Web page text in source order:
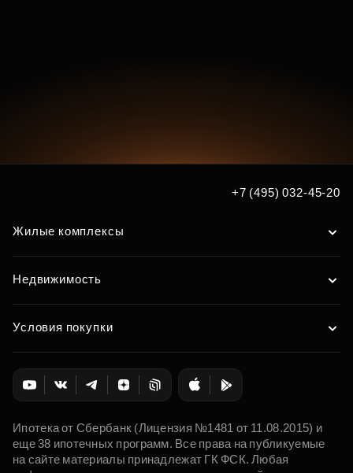
+7 (495) 032-45-20
Жилые комплексы
Недвижимость
Условия покупки
Ипотека от Сбербанк (Лицензия №1481 от 11.08.2015) и
еще 38 ипотечных программ. Все права на публикуемые
на сайте материалы принадлежат ГК ФСК. Любая